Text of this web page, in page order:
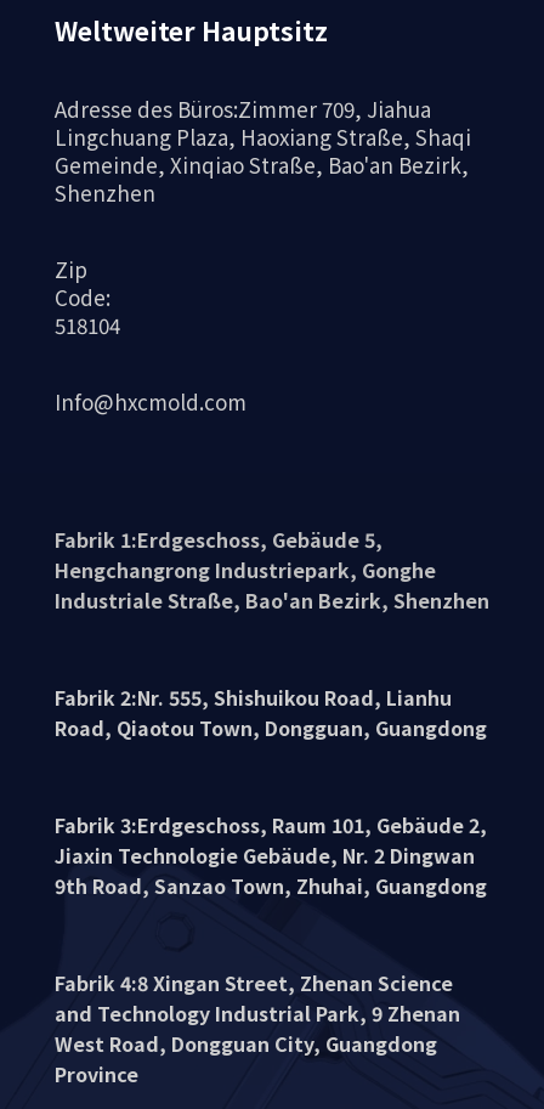
Weltweiter Hauptsitz
Adresse des Büros:Zimmer 709, Jiahua
Lingchuang Plaza, Haoxiang Straße, Shaqi
Gemeinde, Xinqiao Straße, Bao'an Bezirk,
Shenzhen
Zip
Code:
518104
Info@hxcmold.com
Fabrik 1:Erdgeschoss, Gebäude 5,
Hengchangrong Industriepark, Gonghe
Industriale Straße, Bao'an Bezirk, Shenzhen
Fabrik 2:Nr. 555, Shishuikou Road, Lianhu
Road, Qiaotou Town, Dongguan, Guangdong
Fabrik 3:Erdgeschoss, Raum 101, Gebäude 2,
Jiaxin Technologie Gebäude, Nr. 2 Dingwan
9th Road, Sanzao Town, Zhuhai, Guangdong
Fabrik 4:8 Xingan Street, Zhenan Science
and Technology Industrial Park, 9 Zhenan
West Road, Dongguan City, Guangdong
Province